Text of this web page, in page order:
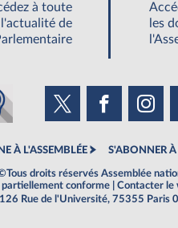
à toute
l'actualité de
les
À L'ASSEMBLÉE S'ABONNER À
droits réservés Assemblée
partiellement conforme Contacter le
Rue de l'Université, 75355 Paris